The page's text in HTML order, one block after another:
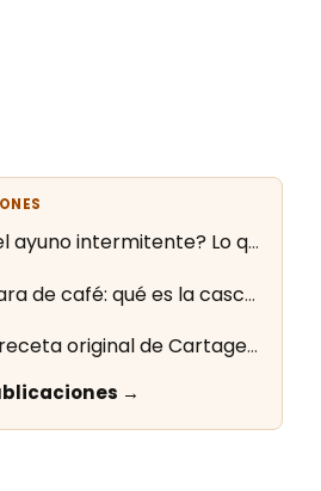
¿El café rompe el ayuno intermitente? Lo que dice la evidencia
Infusión de cáscara de café: qué es la cascara y cómo se prepara
Café asiático: la receta original de Cartagena paso a paso
→